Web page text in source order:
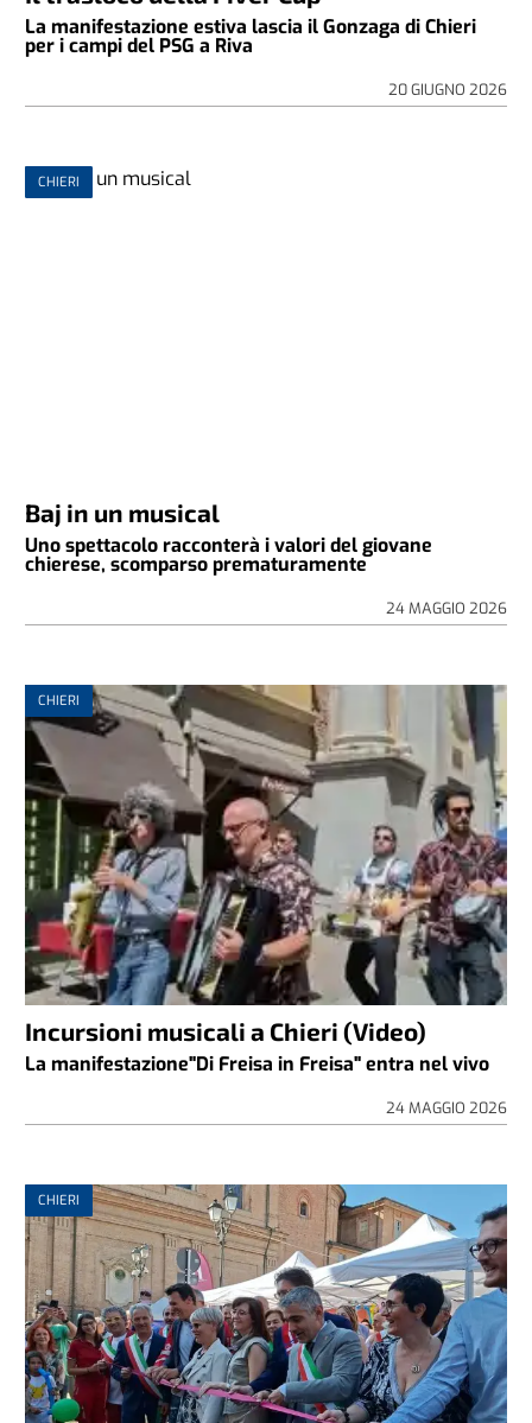
La manifestazione estiva lascia il Gonzaga di Chieri
per i campi del PSG a Riva
20 GIUGNO 2026
CHIERI
Baj in un musical
Uno spettacolo racconterà i valori del giovane
chierese, scomparso prematuramente
24 MAGGIO 2026
CHIERI
Incursioni musicali a Chieri (Video)
La manifestazione"Di Freisa in Freisa" entra nel vivo
24 MAGGIO 2026
CHIERI